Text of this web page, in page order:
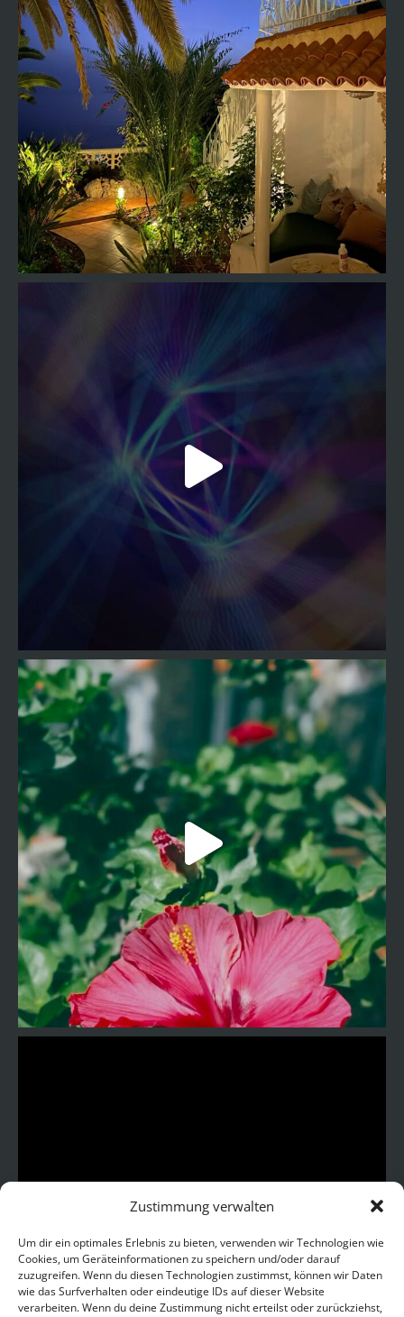
Zustimmung verwalten
Um dir ein optimales Erlebnis zu bieten, verwenden wir Technologien wie
Cookies, um Geräteinformationen zu speichern und/oder darauf
zuzugreifen. Wenn du diesen Technologien zustimmst, können wir Daten
wie das Surfverhalten oder eindeutige IDs auf dieser Website
verarbeiten. Wenn du deine Zustimmung nicht erteilst oder zurückziehst,